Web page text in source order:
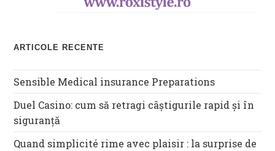
ARTICOLE RECENTE
Sensible Medical insurance Preparations
Duel Casino: cum să retragi câștigurile rapid și în
siguranță
Quand simplicité rime avec plaisir : la surprise de